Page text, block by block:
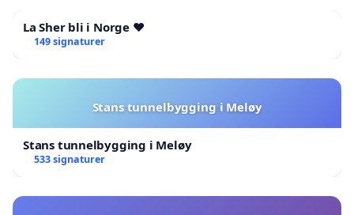
La Sher bli i Norge ❤️
149 signaturer
Stans tunnelbygging i Meløy
Stans tunnelbygging i Meløy
533 signaturer